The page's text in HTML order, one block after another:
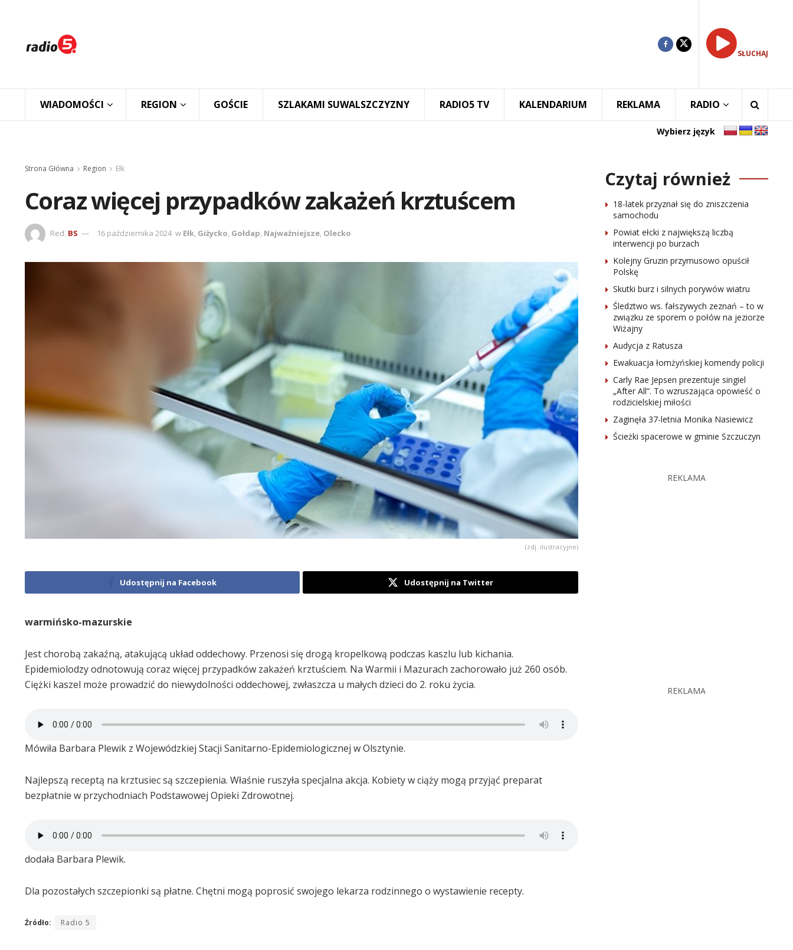
SŁUCHAJ
WIADOMOŚCI REGION GOŚCIE SZLAKAMI SUWALSZCZYZNY RADIO5 TV KALENDARIUM REKLAMA RADIO
Wybierz język
Strona Główna Region Ełk
Coraz więcej przypadków zakażeń krztuścem
Red. BS 16 października 2024 w Ełk, Giżycko, Gołdap, Najważniejsze, Olecko
(zdj. ilustracyjne)
Udostępnij na Facebook Udostępnij na Twitter
warmińsko-mazurskie
Jest chorobą zakaźną, atakującą układ oddechowy. Przenosi się drogą kropelkową podczas kaszlu lub kichania.
Epidemiolodzy odnotowują coraz więcej przypadków zakażeń krztuściem. Na Warmii i Mazurach zachorowało już 260 osób.
Ciężki kaszel może prowadzić do niewydolności oddechowej, zwłaszcza u małych dzieci do 2. roku życia.
Mówiła Barbara Plewik z Wojewódzkiej Stacji Sanitarno-Epidemiologicznej w Olsztynie.
Najlepszą receptą na krztusiec są szczepienia. Właśnie ruszyła specjalna akcja. Kobiety w ciąży mogą przyjąć preparat
bezpłatnie w przychodniach Podstawowej Opieki Zdrowotnej.
dodała Barbara Plewik.
Dla pozostałych szczepionki są płatne. Chętni mogą poprosić swojego lekarza rodzinnego o wystawienie recepty.
Źródło: Radio 5
Czytaj również
18-latek przyznał się do zniszczenia
samochodu
Powiat ełcki z największą liczbą
interwencji po burzach
Kolejny Gruzin przymusowo opuścił
Polskę
Skutki burz i silnych porywów wiatru
Śledztwo ws. fałszywych zeznań – to w
związku ze sporem o połów na jeziorze
Wiżajny
Audycja z Ratusza
Ewakuacja łomżyńskiej komendy policji
Carly Rae Jepsen prezentuje singiel
„After All”. To wzruszająca opowieść o
rodzicielskiej miłości
Zaginęła 37-letnia Monika Nasiewicz
Ścieżki spacerowe w gminie Szczuczyn
REKLAMA
REKLAMA